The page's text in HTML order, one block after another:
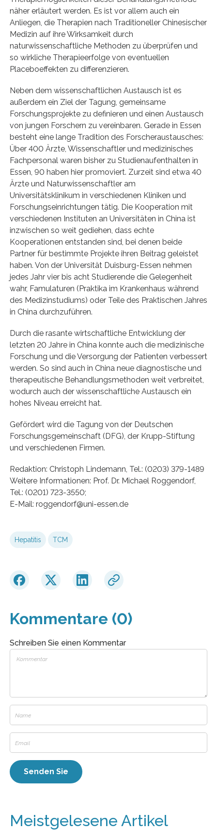
näher erläutert werden. Es ist vor allem auch ein
Anliegen, die Therapien nach Traditioneller Chinesischer
Medizin auf ihre Wirksamkeit durch
naturwissenschaftliche Methoden zu überprüfen und
so wirkliche Therapieerfolge von eventuellen
Placeboeffekten zu differenzieren.
Neben dem wissenschaftlichen Austausch ist es
außerdem ein Ziel der Tagung, gemeinsame
Forschungsprojekte zu definieren und einen Austausch
von jungen Forschern zu vereinbaren. Gerade in Essen
besteht eine lange Tradition des Forscheraustausches:
Über 400 Ärzte, Wissenschaftler und medizinisches
Fachpersonal waren bisher zu Studienaufenthalten in
Essen, 90 haben hier promoviert. Zurzeit sind etwa 40
Ärzte und Naturwissenschaftler am
Universitätsklinikum in verschiedenen Kliniken und
Forschungseinrichtungen tätig. Die Kooperation mit
verschiedenen Instituten an Universitäten in China ist
inzwischen so weit gediehen, dass echte
Kooperationen entstanden sind, bei denen beide
Partner für bestimmte Projekte ihren Beitrag geleistet
haben. Von der Universität Duisburg-Essen nehmen
jedes Jahr vier bis acht Studierende die Gelegenheit
wahr, Famulaturen (Praktika im Krankenhaus während
des Medizinstudiums) oder Teile des Praktischen Jahres
in China durchzuführen.
Durch die rasante wirtschaftliche Entwicklung der
letzten 20 Jahre in China konnte auch die medizinische
Forschung und die Versorgung der Patienten verbessert
werden. So sind auch in China neue diagnostische und
therapeutische Behandlungsmethoden weit verbreitet,
wodurch auch der wissenschaftliche Austausch ein
hohes Niveau erreicht hat.
Gefördert wird die Tagung von der Deutschen
Forschungsgemeinschaft (DFG), der Krupp-Stiftung
und verschiedenen Firmen.
Redaktion: Christoph Lindemann, Tel.: (0203) 379-1489
Weitere Informationen: Prof. Dr. Michael Roggendorf,
Tel.: (0201) 723-3550;
E-Mail: roggendorf@uni-essen.de
Hepatitis TCM
Kommentare (0)
Schreiben Sie einen Kommentar
Meistgelesene Artikel